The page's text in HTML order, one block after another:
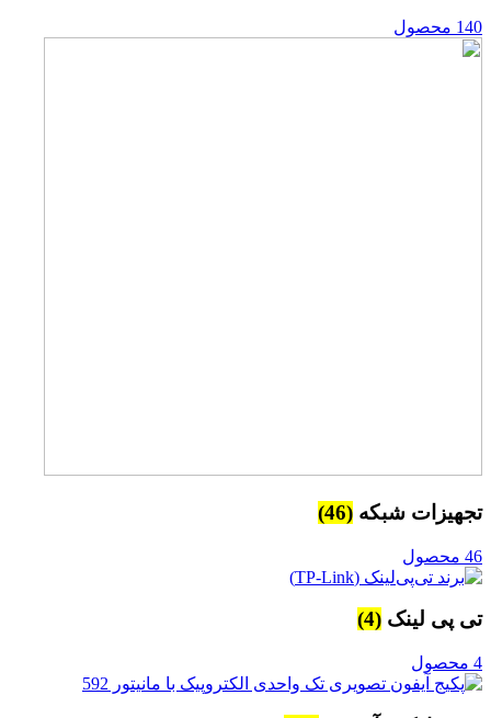
140 محصول
تجهیزات شبکه (46)
46 محصول
تی پی لینک (4)
4 محصول